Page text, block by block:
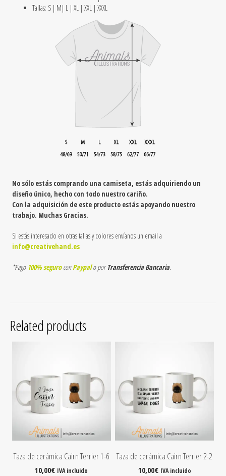
Tallas: S | M| L | XL | XXL | XXXL
No sólo estás comprando una camiseta, estás adquiriendo un
diseño único, hecho con todo nuestro cariño.
Con la adquisición de este producto estás apoyando nuestro
trabajo. Muchas Gracias.
Si estás interesado en otras tallas y colores envíanos un email a
info@creativehand.es
*Pago 100% seguroconPaypalo porTransferencia Bancaria.
Related products
Taza de cerámica Cairn Terrier 1-6
10,00€ IVA incluido
Taza de cerámica Cairn Terrier 2-2
10,00€ IVA incluido